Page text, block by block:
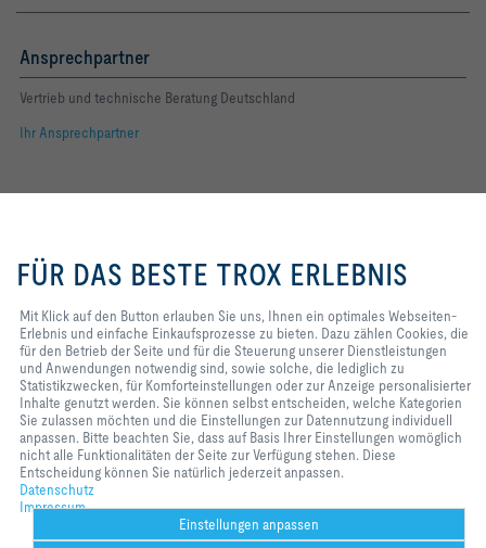
Ansprechpartner
Vertrieb und technische Beratung Deutschland
Ihr Ansprechpartner
FACEBOOK
LINKEDIN
INSTAGRAM
Home Kontakt Impressum AGB
Einkaufsbedingungen
Code of Conduct
Datenschutz Disclaimer 2026 © TROX SE
Sie uns, Ihnen ein optimales
Webseiten-Erlebnis und einfache
zählen Cookies, die für den Betrieb
der Seite und für die Steuerung
unserer Dienstleistungen und
Anwendungen notwendig sind,
sowie solche, die lediglich zu
Statistikzwecken, für
Komforteinstellungen oder zur
Anzeige personalisierter Inhalte
genutzt werden. Sie können selbst
entscheiden, welche Kategorien
Einstellungen zur Datennutzung
individuell anpassen. Bitte
beachten Sie, dass auf Basis Ihrer
FÜR DAS BESTE TROX ERLEBNIS
Mit Klick auf den Button erlauben Sie uns, Ihnen ein optimales Webseiten-
Erlebnis und einfache Einkaufsprozesse zu bieten. Dazu zählen Cookies, die
für den Betrieb der Seite und für die Steuerung unserer Dienstleistungen
und Anwendungen notwendig sind, sowie solche, die lediglich zu
Statistikzwecken, für Komforteinstellungen oder zur Anzeige personalisierter
Inhalte genutzt werden. Sie können selbst entscheiden, welche Kategorien
Sie zulassen möchten und die Einstellungen zur Datennutzung individuell
anpassen. Bitte beachten Sie, dass auf Basis Ihrer Einstellungen womöglich
nicht alle Funktionalitäten der Seite zur Verfügung stehen. Diese
Entscheidung können Sie natürlich jederzeit anpassen.
Datenschutz
Impressum
Einstellungen anpassen